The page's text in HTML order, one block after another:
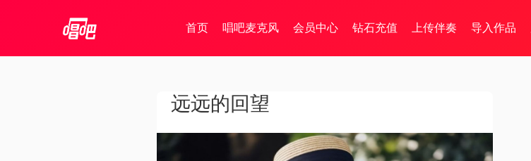
首页 唱吧麦克风 会员中心 钻石充值 上传伴奏 导入作品
远远的回望